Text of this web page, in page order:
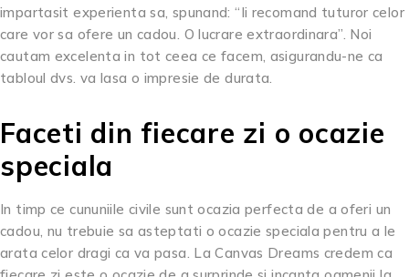
impartasit experienta sa, spunand: “Ii recomand tuturor celor
care vor sa ofere un cadou. O lucrare extraordinara”. Noi
cautam excelenta in tot ceea ce facem, asigurandu-ne ca
tabloul dvs. va lasa o impresie de durata.
Faceti din fiecare zi o ocazie
speciala
In timp ce cununiile civile sunt ocazia perfecta de a oferi un
cadou, nu trebuie sa asteptati o ocazie speciala pentru a le
arata celor dragi ca va pasa. La Canvas Dreams credem ca